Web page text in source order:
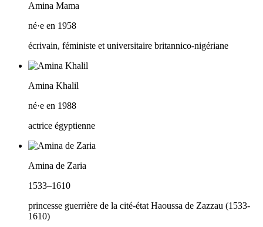
Amina Mama
né·e en 1958
écrivain, féministe et universitaire britannico-nigériane
Amina Khalil
né·e en 1988
actrice égyptienne
Amina de Zaria
1533–1610
princesse guerrière de la cité-état Haoussa de Zazzau (1533-
1610)